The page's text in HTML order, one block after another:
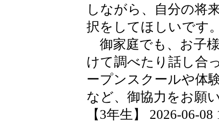
しながら、自分の将
択をしてほしいです
御家庭でも、お子
けて調べたり話し合
ープンスクールや体
など、御協力をお願
【3年生】 2026-06-08